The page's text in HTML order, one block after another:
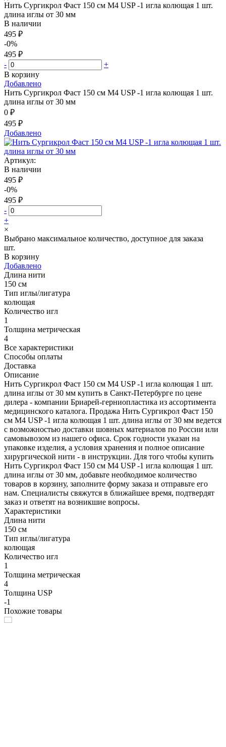
Нить Сургикрол Фаст 150 см М4 USP -1 игла колющая 1 шт.
длина иглы от 30 мм
В наличии
495 ₽
-0%
495 ₽
-
+
В корзину
Добавлено
Нить Сургикрол Фаст 150 см М4 USP -1 игла колющая 1 шт.
длина иглы от 30 мм
0 ₽
495 ₽
Добавлено
Артикул:
В наличии
495 ₽
-0%
495 ₽
-
+
×
Выбрано максимальное количество, доступное для заказа
шт.
В корзину
Добавлено
Длина нити
150 см
Тип иглы/лигатура
колющая
Количество игл
1
Толщина метрическая
4
Все характеристики
Способы оплаты
Доставка
Описание
Нить Сургикрол Фаст 150 см М4 USP -1 игла колющая 1 шт.
длина иглы от 30 мм купить в Санкт-Петербурге по цене
дилера - компании Бриарей-герниопластика из ассортимента
медицинского каталога. Продажа Нить Сургикрол Фаст 150
см М4 USP -1 игла колющая 1 шт. длина иглы от 30 мм ведется
с возможностью доставки шовных материалов по России или
самовывозом из нашего офиса. Срок годности указан на
упаковке изделия, а условия хранения и полное описание
хирургической нити - в инструкции. Для того чтобы купить
Нить Сургикрол Фаст 150 см М4 USP -1 игла колющая 1 шт.
длина иглы от 30 мм, добавьте необходимое количество
товаров в корзину, заполните форму заказа и отправьте его
нам. Специалисты свяжутся в ближайшее время, подтвердят
заказ и ответят на возникшие вопросы.
Характеристики
Длина нити
150 см
Тип иглы/лигатура
колющая
Количество игл
1
Толщина метрическая
4
Толщина USP
-1
Похожие товары